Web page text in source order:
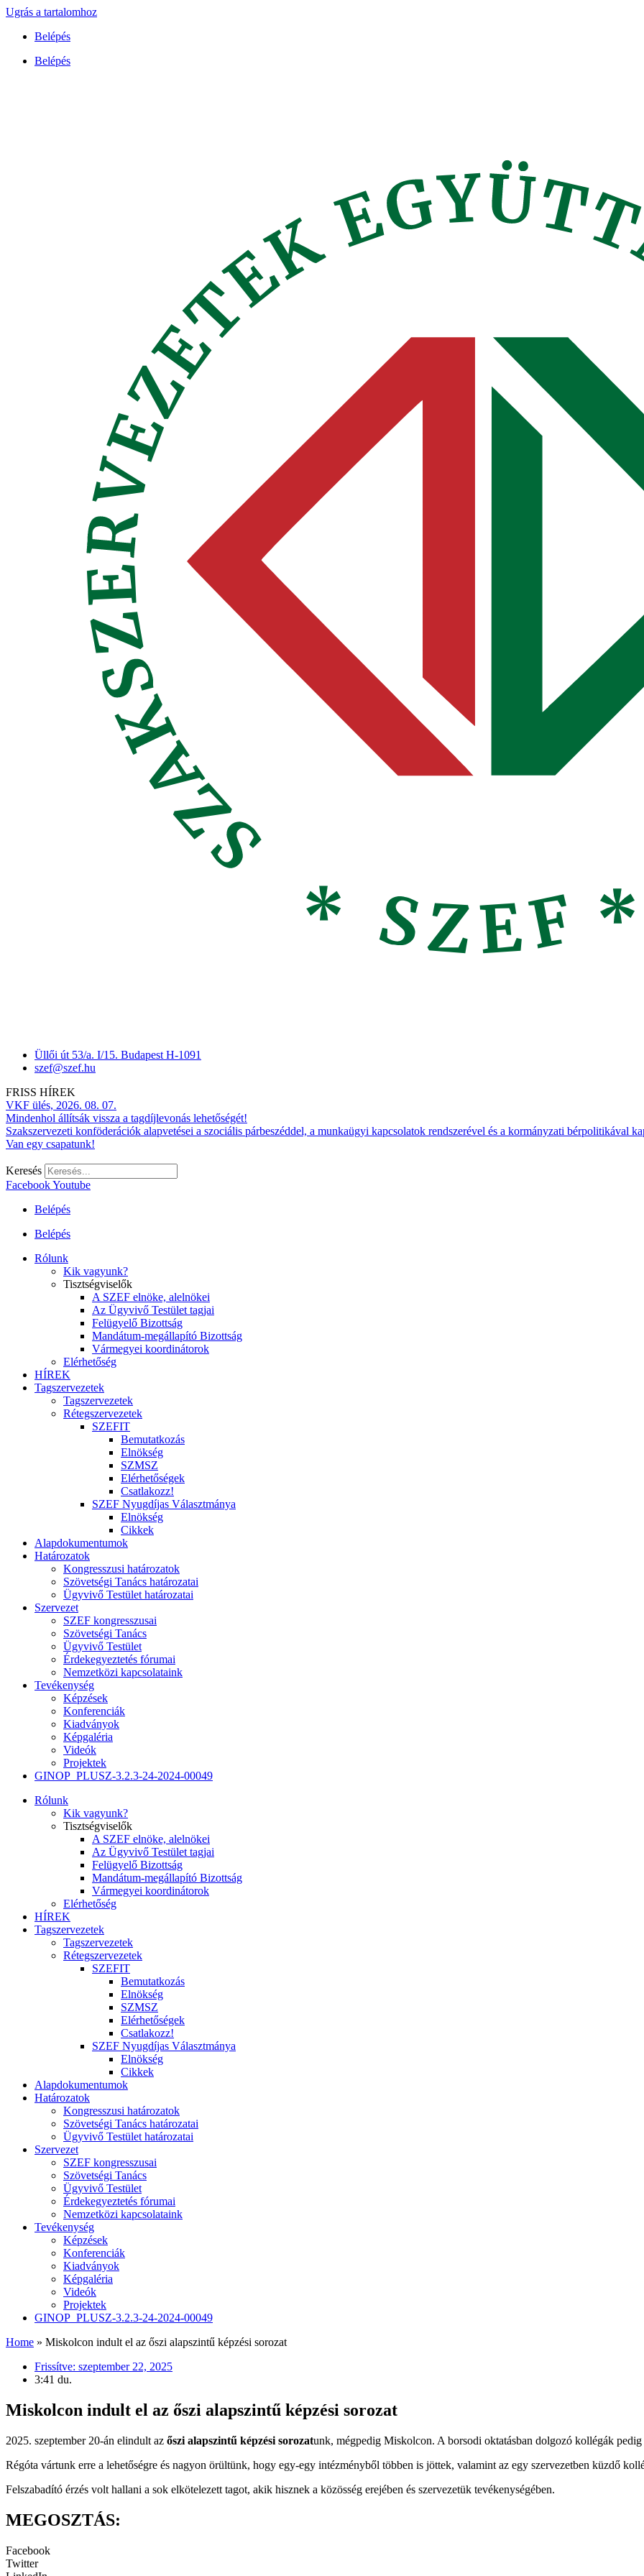
Ugrás a tartalomhoz
Belépés
Belépés
Üllői út 53/a. I/15. Budapest H-1091
szef@szef.hu
FRISS HÍREK
VKF ülés, 2026. 08. 07.
Mindenhol állítsák vissza a tagdíjlevonás lehetőségét!
Szakszervezeti konföderációk alapvetései a szociális párbeszéddel, a munkaügyi kapcsolatok rendszerével és a kormányzati bérpolitikával
Van egy csapatunk!
Keresés
FacebookYoutube
Belépés
Belépés
Rólunk
Kik vagyunk?
Tisztségviselők
A SZEF elnöke, alelnökei
Az Ügyvivő Testület tagjai
Felügyelő Bizottság
Mandátum-megállapító Bizottság
Vármegyei koordinátorok
Elérhetőség
HÍREK
Tagszervezetek
Tagszervezetek
Rétegszervezetek
SZEFIT
Bemutatkozás
Elnökség
SZMSZ
Elérhetőségek
Csatlakozz!
SZEF Nyugdíjas Választmánya
Elnökség
Cikkek
Alapdokumentumok
Határozatok
Kongresszusi határozatok
Szövetségi Tanács határozatai
Ügyvivő Testület határozatai
Szervezet
SZEF kongresszusai
Szövetségi Tanács
Ügyvivő Testület
Érdekegyeztetés fórumai
Nemzetközi kapcsolataink
Tevékenység
Képzések
Konferenciák
Kiadványok
Képgaléria
Videók
Projektek
GINOP_PLUSZ-3.2.3-24-2024-00049
Rólunk
Kik vagyunk?
Tisztségviselők
A SZEF elnöke, alelnökei
Az Ügyvivő Testület tagjai
Felügyelő Bizottság
Mandátum-megállapító Bizottság
Vármegyei koordinátorok
Elérhetőség
HÍREK
Tagszervezetek
Tagszervezetek
Rétegszervezetek
SZEFIT
Bemutatkozás
Elnökség
SZMSZ
Elérhetőségek
Csatlakozz!
SZEF Nyugdíjas Választmánya
Elnökség
Cikkek
Alapdokumentumok
Határozatok
Kongresszusi határozatok
Szövetségi Tanács határozatai
Ügyvivő Testület határozatai
Szervezet
SZEF kongresszusai
Szövetségi Tanács
Ügyvivő Testület
Érdekegyeztetés fórumai
Nemzetközi kapcsolataink
Tevékenység
Képzések
Konferenciák
Kiadványok
Képgaléria
Videók
Projektek
GINOP_PLUSZ-3.2.3-24-2024-00049
Home » Miskolcon indult el az őszi alapszintű képzési sorozat
Frissítve: szeptember 22, 2025
3:41 du.
Miskolcon indult el az őszi alapszintű képzési sorozat
2025. szeptember 20-án elindult az őszi alapszintű képzési sorozatunk, mégpedig Miskolcon. A borsodi oktatásban dolgozó kollégák
Régóta vártunk erre a lehetőségre és nagyon örültünk, hogy egy-egy intézményből többen is jöttek, valamint az egy szervezetben küzdő
Felszabadító érzés volt hallani a sok elkötelezett tagot, akik hisznek a közösség erejében és szervezetük tevékenységében.
MEGOSZTÁS:
Facebook
Twitter